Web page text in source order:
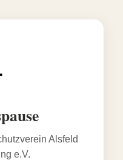
Alsfeld
e.V.